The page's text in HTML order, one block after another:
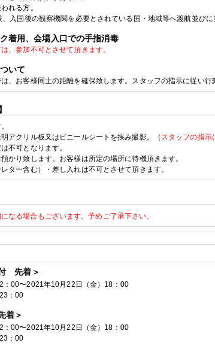
れる方。
入国後の観察機関を必要とされている国・地域等へ渡航並び
着用、会場入口での手指消毒
、参加不可とさせて頂きます。
いて
、お客様同士の距離を確保致します。スタッフの指示に従い行
アクリル板又はビニールシートを挟み撮影。
（ スタッフの指示
不可となります。
かり致します。お客様は所定の場所に待機頂きます。
ター含む）・差し入れは不可とさせて頂きます。
なる場合もございます。予めご了承下さい。
先着＞
： 00〜2021年10月22 日（金） 18 ： 00
23：00
着＞
： 00〜2021年10月22 日（金） 18 ： 00
23：00